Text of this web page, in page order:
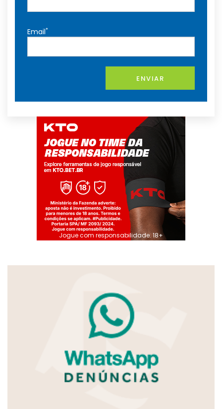
Email*
ENVIAR
Jogue com responsabilidade. 18+